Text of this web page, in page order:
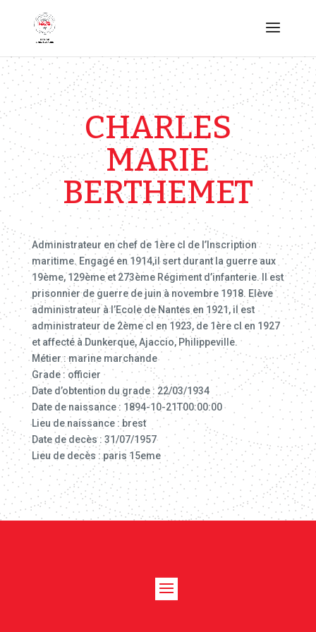
CHARLES
MARIE
BERTHEMET
Administrateur en chef de 1ère cl de l’Inscription
maritime. Engagé en 1914,il sert durant la guerre aux
19ème, 129ème et 273ème Régiment d’infanterie. Il est
prisonnier de guerre de juin à novembre 1918. Elève
administrateur à l’Ecole de Nantes en 1921, il est
administrateur de 2ème cl en 1923, de 1ère cl en 1927
et affecté à Dunkerque, Ajaccio, Philippeville.
Métier : marine marchande
Grade : officier
Date d’obtention du grade : 22/03/1934
Date de naissance : 1894-10-21T00:00:00
Lieu de naissance : brest
Date de decès : 31/07/1957
Lieu de decès : paris 15eme